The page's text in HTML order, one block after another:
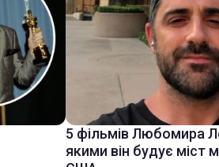
5 фільмів Любомира
якими він будує міст